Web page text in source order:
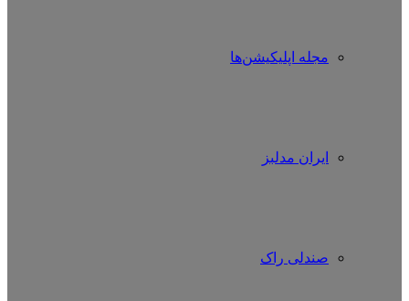
مجله اپلیکیشن‌ها
ایران مدلبز
صندلی راک